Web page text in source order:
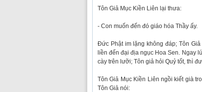
Tôn Giả Mục Kiền Liên lại thưa:
- Con muốn đến đó giáo hóa Thầy ấy.
Đức Phật im lặng không đáp; Tôn
liền đến đại địa ngục Hoa Sen. Ngay
cày trên lưỡi; Tôn giả hỏi Quỷ tốt, thì
Tôn Giả Mục Kiền Liên ngồi kiết già
Tôn Giả nói: